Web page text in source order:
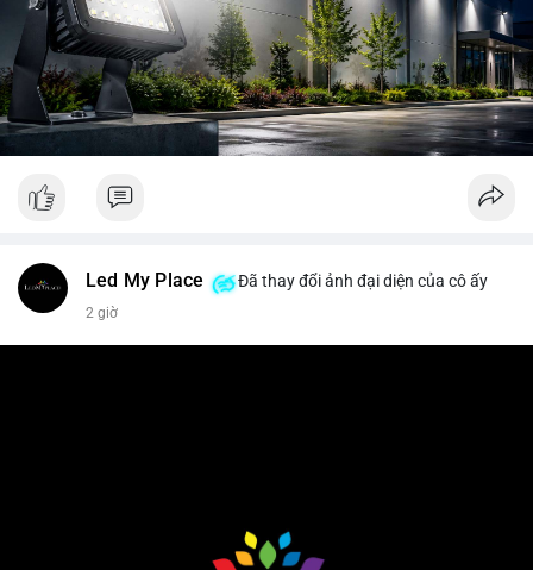
Led My Place Đã thay đổi ảnh đại diện của cô ấy
2 giờ